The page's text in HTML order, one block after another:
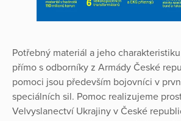
Potřebný materiál a jeho
přímo s odborníky z Armády České
pomoci jsou především bojovníci v
speciálních sil. Pomoc realizujeme
Velvyslanectví Ukrajiny v České